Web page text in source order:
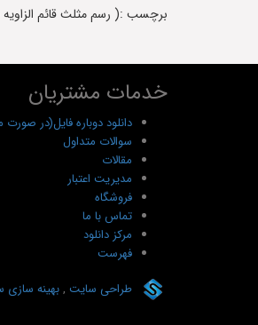
برچسب :( رسم مثلث قائم الزاویه
خدمات مشتریان
دانلود دوباره فایل(در
سوالات متداول
مقالات
مدیریت اعتبار
فروشگاه
تماس با ما
مرکز دانلود
فهرست
طراحی سایت ,بهینه سازی